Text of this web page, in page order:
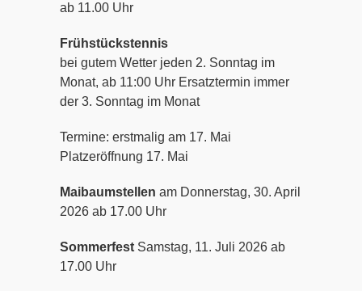
ab 11.00 Uhr
Frühstückstennis
bei gutem Wetter jeden 2. Sonntag im
Monat, ab 11:00 Uhr Ersatztermin immer
der 3. Sonntag im Monat
Termine: erstmalig am 17. Mai
Platzeröffnung 17. Mai
Maibaumstellen am Donnerstag, 30. April
2026 ab 17.00 Uhr
Sommerfest Samstag, 11. Juli 2026 ab
17.00 Uhr